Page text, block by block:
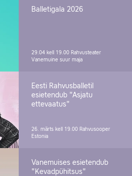
Balletigala 2026
29.04 kell 19.00 Rahvusteater
Vanemuine suur maja
Eesti Rahvusballetil
esietendub "Asjatu
ettevaatus"
26. märts kell 19.00 Rahvusooper
Estonia
Vanemuises esietendub
"Kevadpühitsus"